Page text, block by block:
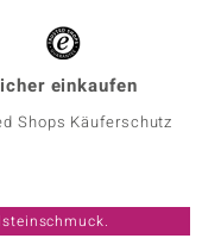
einkaufen
Shops Käuferschutz